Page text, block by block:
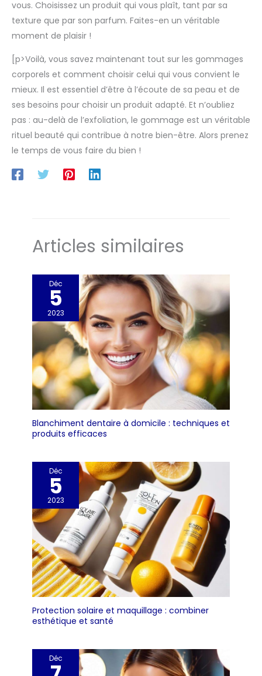
vous. Choisissez un produit qui vous plaît, tant par sa
texture que par son parfum. Faites-en un véritable
moment de plaisir !
[p>Voilà, vous savez maintenant tout sur les gommages
corporels et comment choisir celui qui vous convient le
mieux. Il est essentiel d’être à l’écoute de sa peau et de
ses besoins pour choisir un produit adapté. Et n’oubliez
pas : au-delà de l’exfoliation, le gommage est un véritable
rituel beauté qui contribue à notre bien-être. Alors prenez
le temps de vous faire du bien !
Articles similaires
Déc
5
2023
Blanchiment dentaire à domicile : techniques et
produits efficaces
Déc
5
2023
Protection solaire et maquillage : combiner
esthétique et santé
Déc